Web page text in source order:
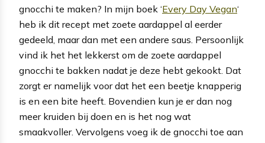
gnocchi te maken? In mijn boek ‘Every Day Vegan‘
heb ik dit recept met zoete aardappel al eerder
gedeeld, maar dan met een andere saus. Persoonlijk
vind ik het het lekkerst om de zoete aardappel
gnocchi te bakken nadat je deze hebt gekookt. Dat
zorgt er namelijk voor dat het een beetje knapperig
is en een bite heeft. Bovendien kun je er dan nog
meer kruiden bij doen en is het nog wat
smaakvoller. Vervolgens voeg ik de gnocchi toe aan